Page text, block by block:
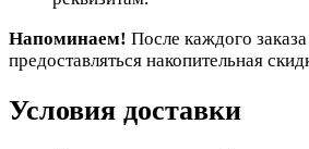
Напоминаем! После каждого
предоставляться накопительная
Условия доставки